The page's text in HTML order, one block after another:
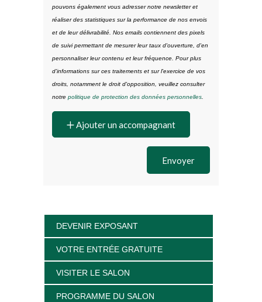
DEVENIR EXPOSANT
VOTRE ENTRÉE GRATUITE
VISITER LE SALON
PROGRAMME DU SALON